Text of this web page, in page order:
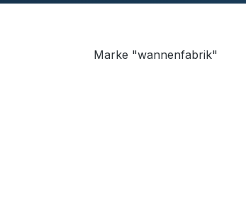
Wannenträger
Marke "wannenfabrik"